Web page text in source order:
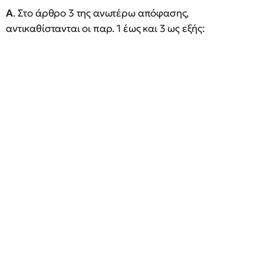
Α. Στο άρθρο 3 της ανωτέρω απόφασης,
αντικαθίστανται οι παρ. 1 έως και 3 ως εξής: